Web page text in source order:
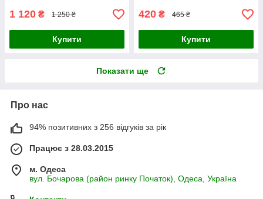
1 120 ₴ 1 250 ₴
Купити
420 ₴ 465 ₴
Купити
Показати ще
Про нас
94% позитивних з 256 відгуків за рік
Працює з 28.03.2015
м. Одеса
вул. Бочарова (район ринку Початок), Одеса, Україна